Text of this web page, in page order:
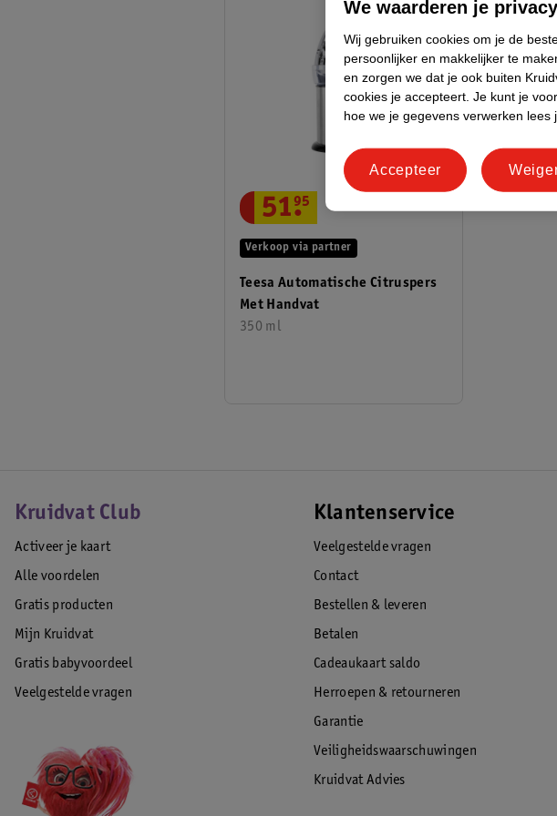
Teesa Automatische Citruspers
Met Handvat
350 ml
Verkoop via partner
51.
95
Kruidvat Club
Activeer je kaart
Alle voordelen
Gratis producten
Mijn Kruidvat
Gratis babyvoordeel
Veelgestelde vragen
Klantenservice
Veelgestelde vragen
Contact
Bestellen & leveren
Betalen
Cadeaukaart saldo
Herroepen & retourneren
Garantie
Veiligheidswaarschuwingen
Kruidvat Advies
We waarderen je privacy
Wij gebruiken cookies om je de
persoonlijker en makkelijker te
en zorgen we dat je ook buiten
cookies je accepteert. Je kunt je
hoe we je gegevens verwerken lees
Accepteer